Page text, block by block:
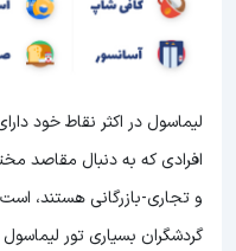
لیماسول در اکثر نقاط خود
افرادی که به دنبال مقاصد
و تجاری-بازرگانی هستند،
گردشگران بسیاری تور